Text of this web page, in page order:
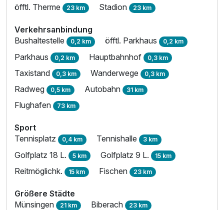
öfftl. Therme 23 km Stadion 23 km
Verkehrsanbindung
Bushaltestelle 0,2 km öfftl. Parkhaus 0,2 km
Parkhaus 0,2 km Hauptbahnhof 0,3 km
Taxistand 0,3 km Wanderwege 0,3 km
Radweg 0,5 km Autobahn 31 km
Flughafen 73 km
Sport
Tennisplatz 0,4 km Tennishalle 3 km
Golfplatz 18 L. 5 km Golfplatz 9 L. 15 km
Reitmöglichk. 15 km Fischen 23 km
Größere Städte
Münsingen 21 km Biberach 23 km